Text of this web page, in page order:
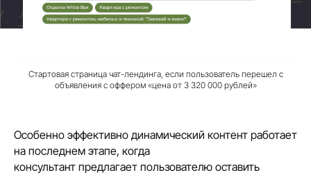
Стартовая страница чат-лендинга, если пользователь перешел с
объявления с оффером «цена от 3 320 000 рублей»
Особенно эффективно динамический контент работает
на последнем этапе, когда
консультант предлагает пользователю оставить